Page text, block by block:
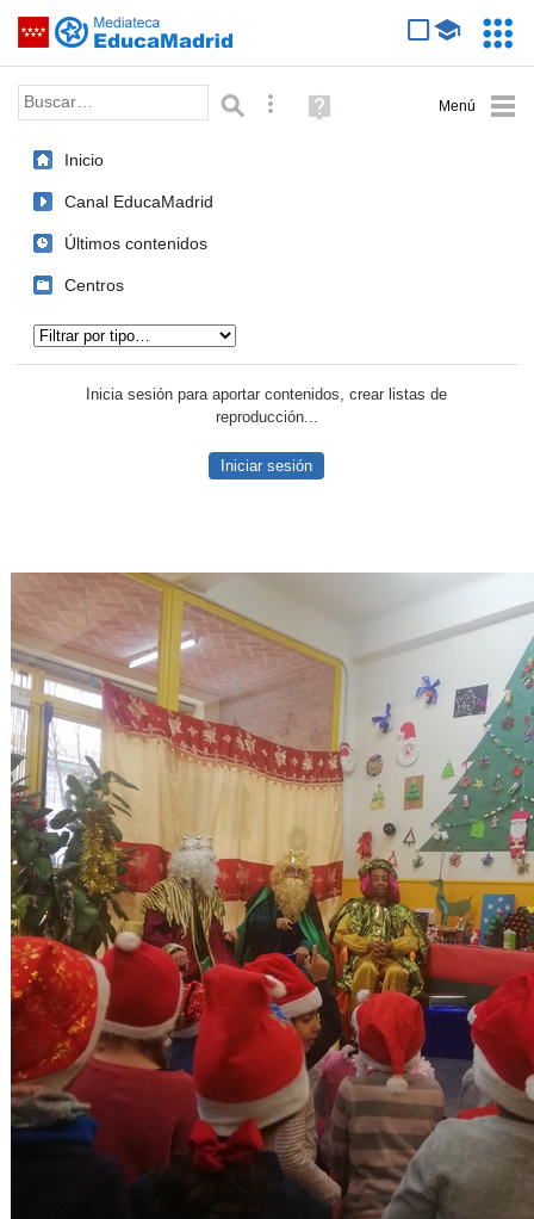
Saltar navegación
Palabra o frase: Búsqueda avanzada
Ayuda
(en
Inicio
Canal EducaMadrid
Últimos contenidos
Centros
Inicia sesión para aportar contenidos, crear listas de
reproducción...
Iniciar sesión